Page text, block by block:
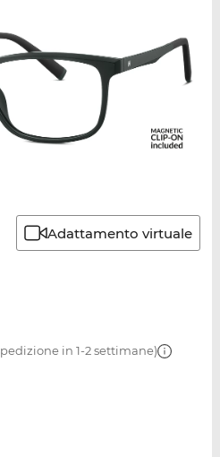
Adattamento virtuale
in 1-2 settimane)